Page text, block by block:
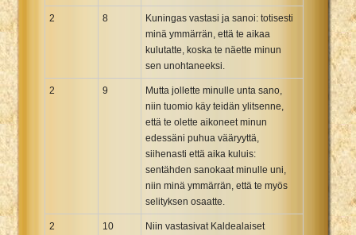
2 8
Kuningas vastasi ja sanoi: totisesti
minä ymmärrän, että te aikaa
kulutatte, koska te näette minun
sen unohtaneeksi.
2 9
Mutta jollette minulle unta sano,
niin tuomio käy teidän ylitsenne,
että te olette aikoneet minun
edessäni puhua vääryyttä,
siihenasti että aika kuluis:
sentähden sanokaat minulle uni,
niin minä ymmärrän, että te myös
selityksen osaatte.
2 10
Niin vastasivat Kaldealaiset